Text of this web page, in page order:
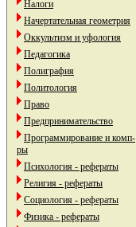
Налоги
Начертательная геометрия
Оккультизм и уфология
Педагогика
Полиграфия
Политология
Право
Предпринимательство
Программирование и комп-
ры
Психология - рефераты
Религия - рефераты
Социология - рефераты
Физика - рефераты